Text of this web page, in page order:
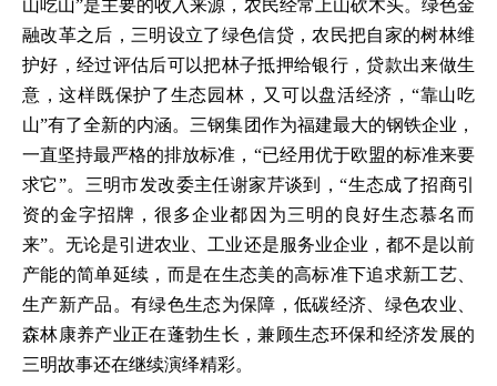
山吃山”是主要的收入来源，农民经常上山砍木头。绿色金
融改革之后，三明设立了绿色信贷，农民把自家的树林维
护好，经过评估后可以把林子抵押给银行，贷款出来做生
意，这样既保护了生态园林，又可以盘活经济，“靠山吃
山”有了全新的内涵。三钢集团作为福建最大的钢铁企业，
一直坚持最严格的排放标准，“已经用优于欧盟的标准来要
求它”。三明市发改委主任谢家芹谈到，“生态成了招商引
资的金字招牌，很多企业都因为三明的良好生态慕名而
来”。无论是引进农业、工业还是服务业企业，都不是以前
产能的简单延续，而是在生态美的高标准下追求新工艺、
生产新产品。有绿色生态为保障，低碳经济、绿色农业、
森林康养产业正在蓬勃生长，兼顾生态环保和经济发展的
三明故事还在继续演绎精彩。